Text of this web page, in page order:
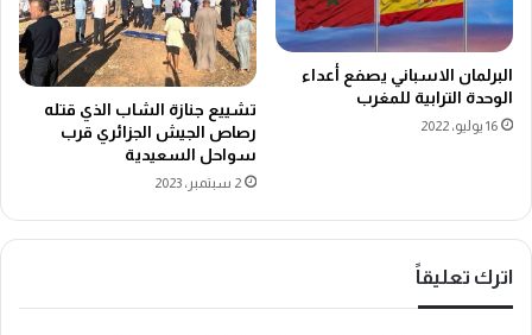
البرلمان الاسباني يصفع أعداء
الوحدة الترابية للمغرب
16 يوليو، 2022
تشييع جنازة الشاب الذي قتله
رصاص الجيش الجزائري قرب
سواحل السعيدية
2 سبتمبر، 2023
اترك تعليقاً